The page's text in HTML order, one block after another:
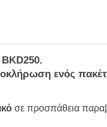
BKD250.
ενός
σε προσπάθεια